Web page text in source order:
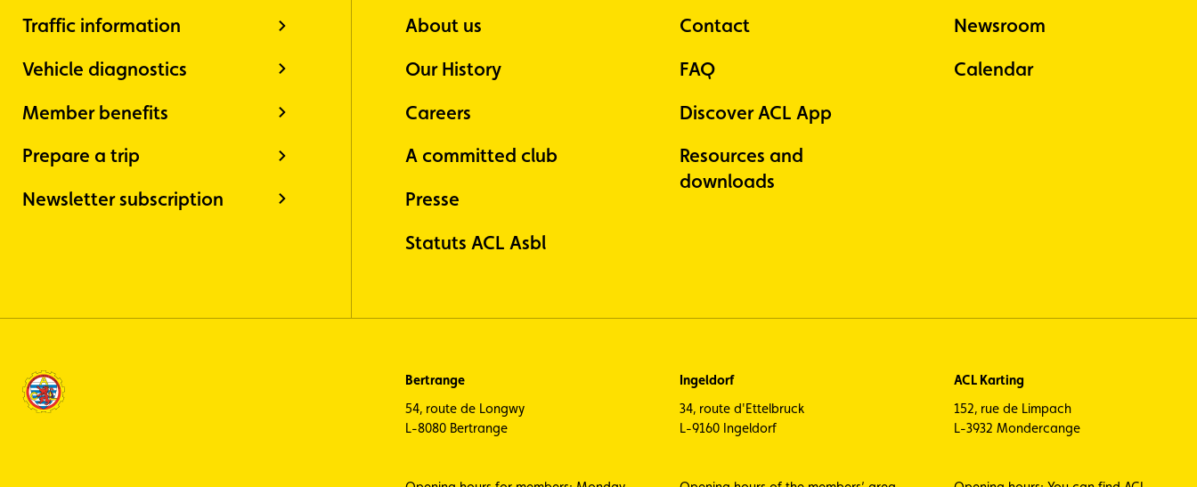
Traffic information
Vehicle diagnostics
Member benefits
Prepare a trip
Newsletter subscription
About us
Our History
Careers
A committed club
Presse
Statuts ACL Asbl
Contact
FAQ
Discover ACL App
Resources and
downloads
Newsroom
Calendar
Bertrange
54, route de Longwy
L-8080 Bertrange
Ingeldorf
34, route d'Ettelbruck
L-9160 Ingeldorf
ACL Karting
152, rue de Limpach
L-3932 Mondercange